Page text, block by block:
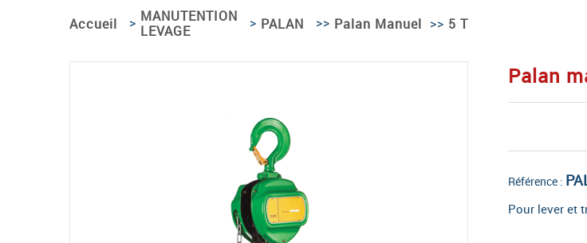
Accueil > MANUTENTION
LEVAGE
> PALAN >> Palan Manuel >> 5 T
Palan
Référence :
Pour lever et